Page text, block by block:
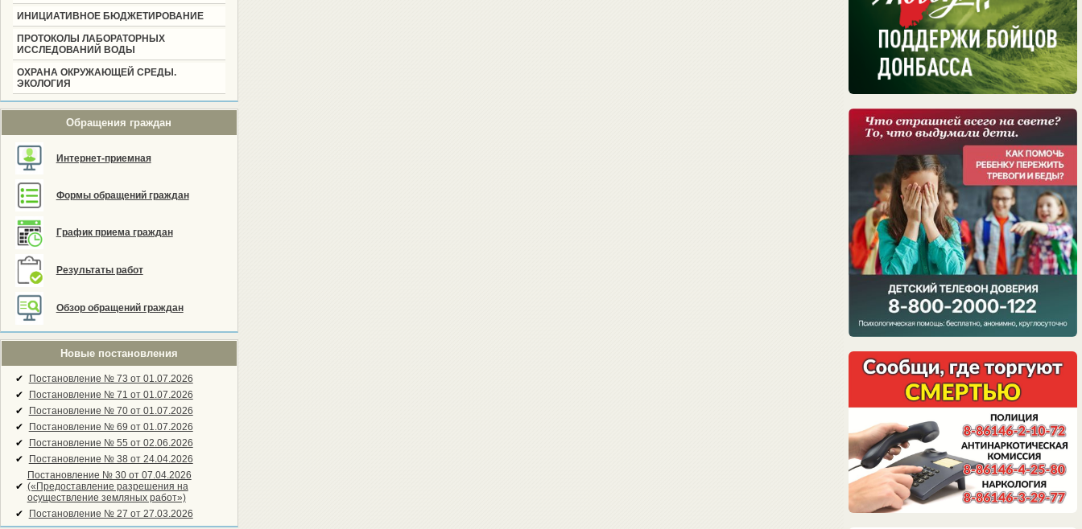
ИНИЦИАТИВНОЕ БЮДЖЕТИРОВАНИЕ
ПРОТОКОЛЫ ЛАБОРАТОРНЫХ
ИССЛЕДОВАНИЙ ВОДЫ
ОХРАНА ОКРУЖАЮЩЕЙ СРЕДЫ.
ЭКОЛОГИЯ
Обращения граждан
Интернет-приемная
Формы обращений граждан
График приема граждан
Результаты работ
Обзор обращений граждан
Новые постановления
✔
Постановление № 73 от 01.07.2026
✔
Постановление № 71 от 01.07.2026
✔
Постановление № 70 от 01.07.2026
✔
Постановление № 69 от 01.07.2026
✔
Постановление № 55 от 02.06.2026
✔
Постановление № 38 от 24.04.2026
✔
Постановление № 30 от 07.04.2026
(«Предоставление разрешения на
осуществление земляных работ»)
✔
Постановление № 27 от 27.03.2026